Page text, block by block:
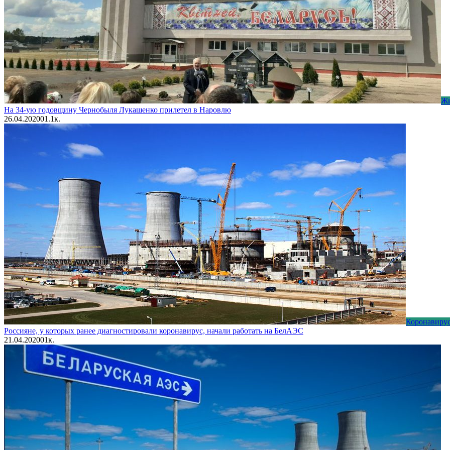
На 34-ую годовщину Чернобыля Лукашенко прилетел в Наровлю
26.04.202001.1к.
Россияне, у которых ранее диагностировали коронавирус, начали работать на БелАЭС
21.04.202001к.